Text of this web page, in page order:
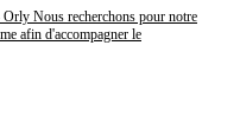
Nous recherchons pour notre
afin d'accompagner le